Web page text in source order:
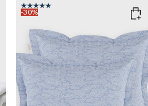
Limpiar
-30%